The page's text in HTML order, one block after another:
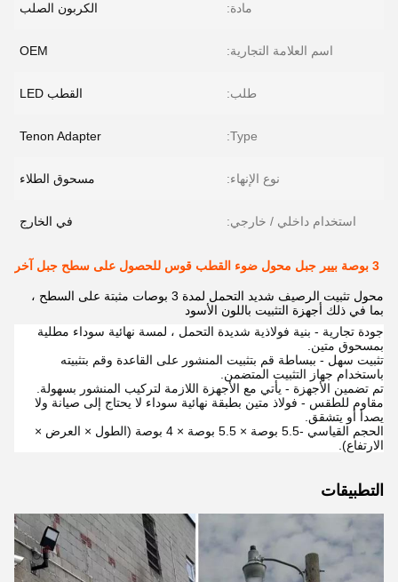
مادة: الكربون الصلب
اسم العلامة التجارية: OEM
طلب: القطب LED
Type:
Tenon Adapter
نوع الإنهاء: مسحوق الطلاء
استخدام داخلي / خارجي: في الخارج
3 بوصة بيير جبل محول ضوء القطب قوس للحصول على سطح جبل آخر
محول تثبيت الرصيف شديد التحمل لمدة 3 بوصات مثبتة على السطح ،
بما في ذلك أجهزة التثبيت باللون الأسود
جودة تجارية - بنية فولاذية شديدة التحمل ، لمسة نهائية سوداء مطلية
بمسحوق متين.
تثبيت سهل - ببساطة قم بتثبيت المنشور على القاعدة وقم بتثبيته
باستخدام جهاز التثبيت المتضمن.
تم تضمين الأجهزة - يأتي مع الأجهزة اللازمة لتركيب المنشور بسهولة.
مقاوم للطقس - فولاذ متين بطبقة نهائية سوداء لا يحتاج إلى صيانة ولا
يصدأ أو يتشقق.
الحجم القياسي -5.5 بوصة × 5.5 بوصة × 4 بوصة (الطول × العرض ×
الارتفاع).
التطبيقات